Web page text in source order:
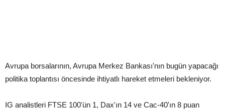
Avrupa borsalarının, Avrupa Merkez Bankası'nın bugün yapacağı
politika toplantısı öncesinde ihtiyatlı hareket etmeleri bekleniyor.
IG analistleri FTSE 100'ün 1, Dax'ın 14 ve Cac-40'ın 8 puan